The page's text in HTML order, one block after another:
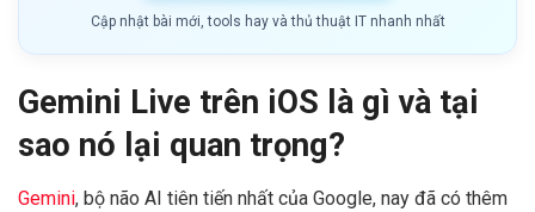
Cập nhật bài mới, tools hay và thủ thuật IT nhanh nhất
Gemini Live trên iOS là gì và tại
sao nó lại quan trọng?
Gemini, bộ não AI tiên tiến nhất của Google, nay đã có thêm